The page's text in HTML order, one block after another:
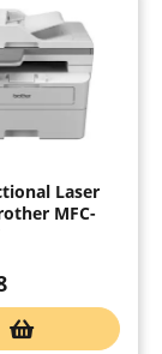
Laser
MFC-